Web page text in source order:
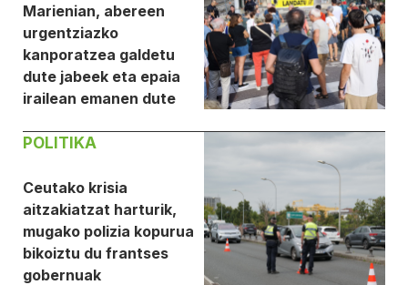
Marienian, abereen
urgentziazko
kanporatzea galdetu
dute jabeek eta epaia
irailean emanen dute
POLITIKA
Ceutako krisia
aitzakiatzat harturik,
mugako polizia kopurua
bikoiztu du frantses
gobernuak